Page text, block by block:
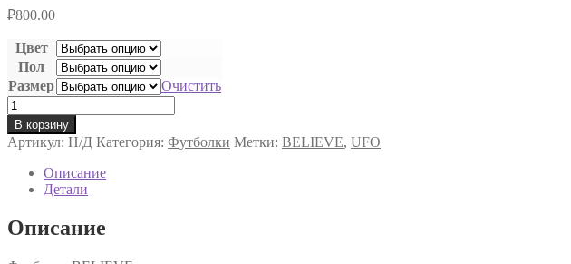
₽800.00
Цвет
Пол
Размер
Очистить
Количество
товара
Футболка
BELIEVE
В корзину
Артикул: Н/Д Категория: Футболки Метки: BELIEVE, UFO
Описание
Детали
Описание